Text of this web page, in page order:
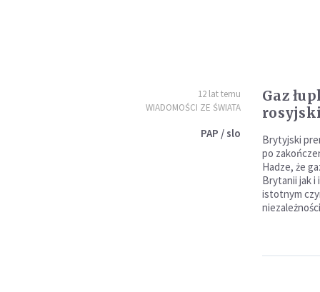
12 lat temu
WIADOMOŚCI ZE ŚWIATA
PAP / slo
Gaz
Brytyjski
po
Hadze, że
Brytanii jak i
istotnym